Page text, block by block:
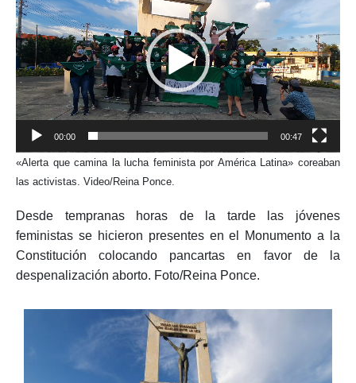
Reproductor
de
vídeo
las activistas. Video/Reina Ponce.
Desde tempranas horas de la tarde las jóvenes
feministas se hicieron presentes en el Monumento a la
despenalización aborto. Foto/Reina Ponce.